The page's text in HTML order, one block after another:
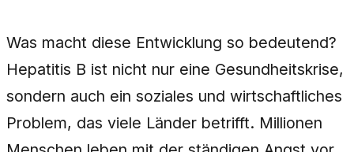
Was macht diese Entwicklung so bedeutend?
Hepatitis B ist nicht nur eine Gesundheitskrise,
sondern auch ein soziales und wirtschaftliches
Problem, das viele Länder betrifft. Millionen